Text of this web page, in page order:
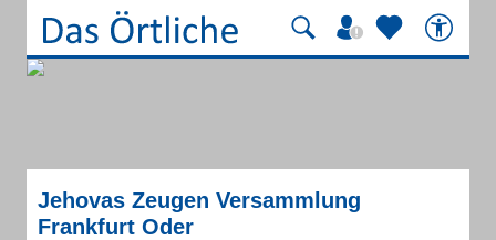
Jehovas Zeugen Versammlung
Frankfurt Oder